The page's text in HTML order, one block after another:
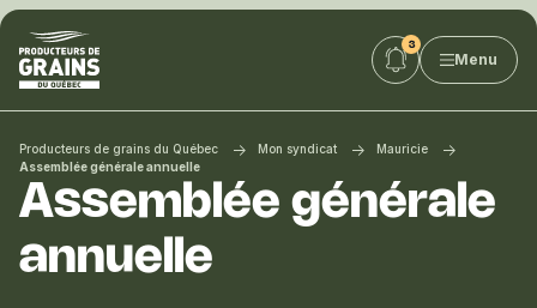
Producteurs
de
grains
du
Québec
:
PGQ
Menu
Producteurs de grains du Québec Mon syndicat
Mauricie
Assemblée générale annuelle
Assemblée générale
annuelle